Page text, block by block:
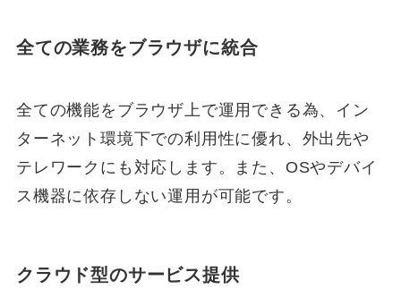
全ての業務をブラウザに統合
全ての機能をブラウザ上で運用できる為、イン
ターネット環境下での利用性に優れ、外出先や
テレワークにも対応します。また、OSやデバイ
ス機器に依存しない運用が可能です。
クラウド型のサービス提供